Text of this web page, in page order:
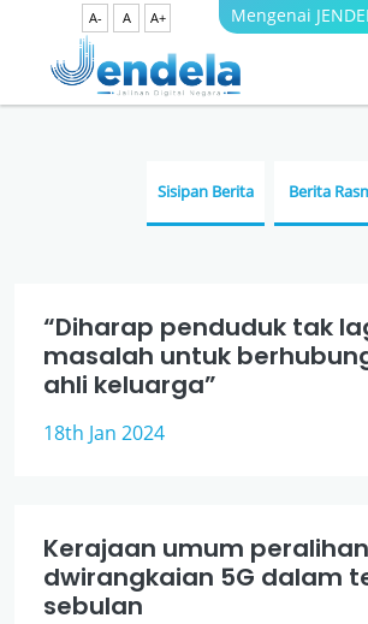
A- A A+ Mengenai
Berita
Sisipan Berita Berita
“Diharap penduduk tak
masalah untuk
ahli keluarga”
18th Jan 2024
Kerajaan umum peralihan
dwirangkaian 5G dalam
sebulan